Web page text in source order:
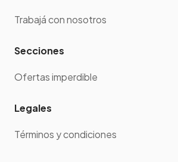
Trabajá con nosotros
Secciones
Ofertas imperdible
Legales
Términos y condiciones